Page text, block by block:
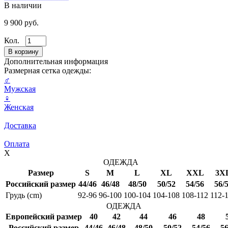
В наличии
9 900 руб.
Кол.
Дополнительная информация
Размерная сетка одежды:
♂
Мужская
♀
Женская
Доставка
Оплата
X
ОДЕЖДА
Размер
S M L XL XXL
Российский размер 44/46 46/48 48/50 50/52 54/56
56/
Грудь (cm)
92-96 96-100 100-104 104-108 108-112 112-
ОДЕЖДА
Европейский размер
40 42 44 46 48